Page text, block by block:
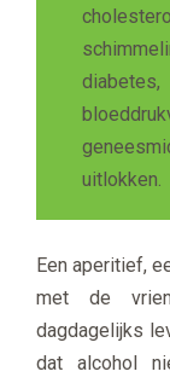
uitlokken.
Een aperitief,
met de
dagdagelijks
dat alcohol